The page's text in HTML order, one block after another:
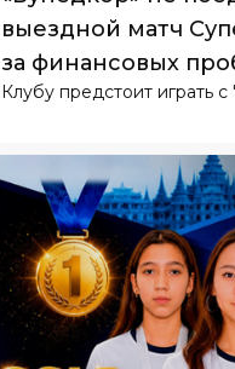
выездной матч
за финансовых
Клубу предстоит играть